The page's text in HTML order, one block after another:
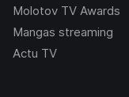
Molotov TV Awards
Mangas streaming
Actu TV